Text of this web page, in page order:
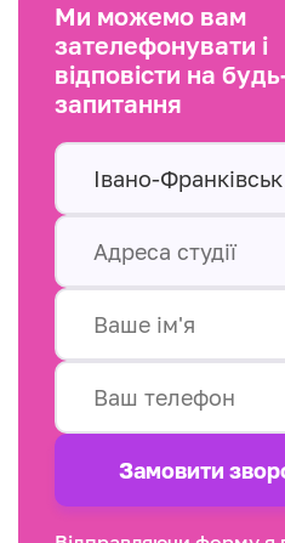
Ми можемо вам
зателефонувати і
відповісти на
запитання
Івано-Франківськ
Адреса студії
Замовити